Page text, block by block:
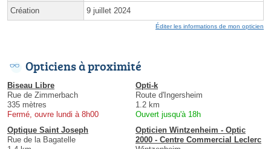
Création 9 juillet 2024
Éditer les informations de mon opticien
Opticiens à proximité
Biseau Libre
Rue de Zimmerbach
335 mètres
Fermé, ouvre lundi à 8h00
Opti-k
Route d'Ingersheim
1.2 km
Ouvert jusqu'à 18h
Optique Saint Joseph
Rue de la Bagatelle
Opticien Wintzenheim - Optic
2000 - Centre Commercial Leclerc